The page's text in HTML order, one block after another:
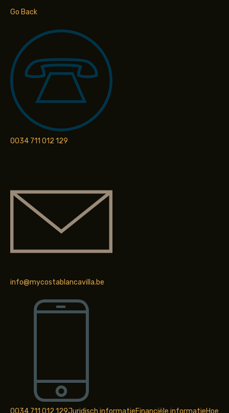
Go Back
0034 711 012 129
info@mycostablancavilla.be
0034 711 012 129Juridisch informatieFinanciële informatieHoe